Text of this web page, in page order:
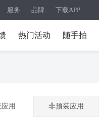
服务 品牌 下载APP
热门活动 随手拍
用 非预装应用